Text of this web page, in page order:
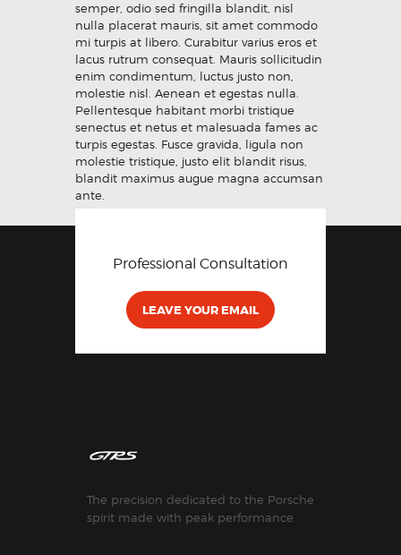
semper, odio sed fringilla blandit, nisl
nulla placerat mauris, sit amet commodo
mi turpis at libero. Curabitur varius eros et
lacus rutrum consequat. Mauris sollicitudin
enim condimentum, luctus justo non,
molestie nisl. Aenean et egestas nulla.
Pellentesque habitant morbi tristique
senectus et netus et malesuada fames ac
turpis egestas. Fusce gravida, ligula non
molestie tristique, justo elit blandit risus,
blandit maximus augue magna accumsan
ante.
Professional Consultation
LEAVE YOUR EMAIL
The precision dedicated to the Porsche
spirit made with peak performance